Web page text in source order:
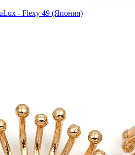
- Flexy 49 (Япония)